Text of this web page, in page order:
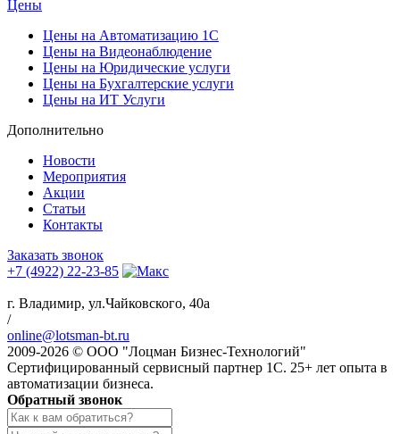
Цены
Цены на Автоматизацию 1С
Цены на Видеонаблюдение
Цены на Юридические услуги
Цены на Бухгалтерские услуги
Цены на ИТ Услуги
Дополнительно
Новости
Мероприятия
Акции
Статьи
Контакты
Заказать звонок
+7 (4922) 22-23-85
г. Владимир, ул.Чайковского, 40а
/
online@lotsman-bt.ru
2009-2026 © ООО "Лоцман Бизнес-Технологий"
Сертифицированный сервисный партнер 1С. 25+ лет опыта в
автоматизации бизнеса.
Обратный звонок